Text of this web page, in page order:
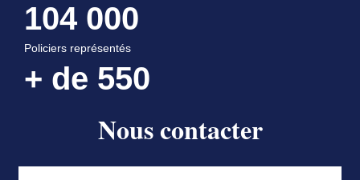
Policiers représentés
104 000
+ de 550
Nous contacter